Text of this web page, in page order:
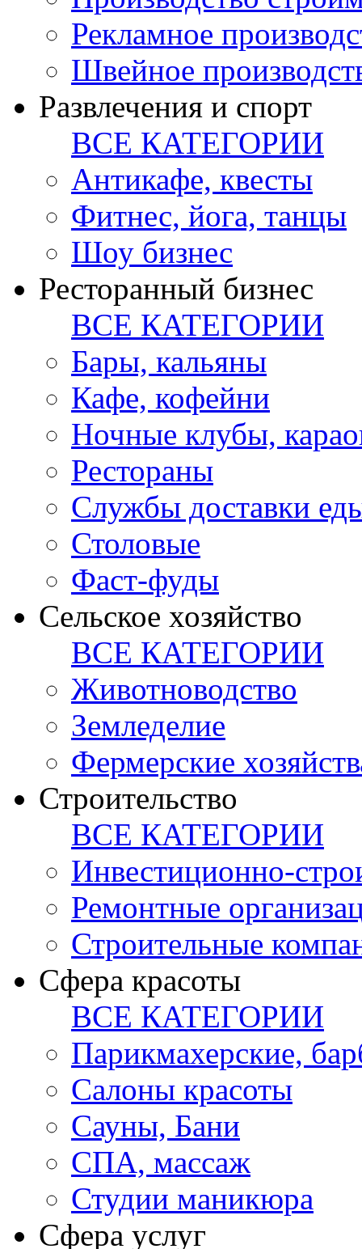
Рекламное
Швейное
Развлечения и спорт
ВСЕ КАТЕГОРИИ
Антикафе, квесты
Фитнес, йога, танцы
Шоу бизнес
Ресторанный бизнес
ВСЕ КАТЕГОРИИ
Бары, кальяны
Кафе, кофейни
Ночные клубы,
Рестораны
Службы доставки
Столовые
Фаст-фуды
Сельское хозяйство
ВСЕ КАТЕГОРИИ
Животноводство
Земледелие
Фермерские
Строительство
ВСЕ КАТЕГОРИИ
Инвестиционно-
Ремонтные
Строительные
Сфера красоты
ВСЕ КАТЕГОРИИ
Парикмахерские,
Салоны красоты
Сауны, Бани
СПА, массаж
Студии маникюра
Сфера услуг